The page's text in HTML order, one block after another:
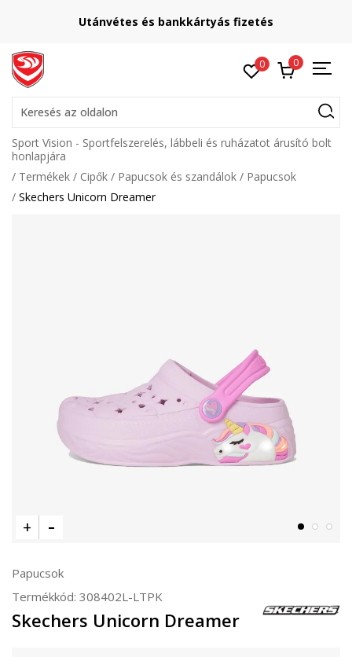
Utánvétes és bankkártyás fizetés
0 0
Keresés az oldalon
Sport Vision - Sportfelszerelés, lábbeli és ruházatot árusító bolt
honlapjára
Termékek
Cipők Papucsok és szandálok
Papucsok
Skechers Unicorn Dreamer
Papucsok
Termékkód: 308402L-LTPK
Skechers Unicorn Dreamer